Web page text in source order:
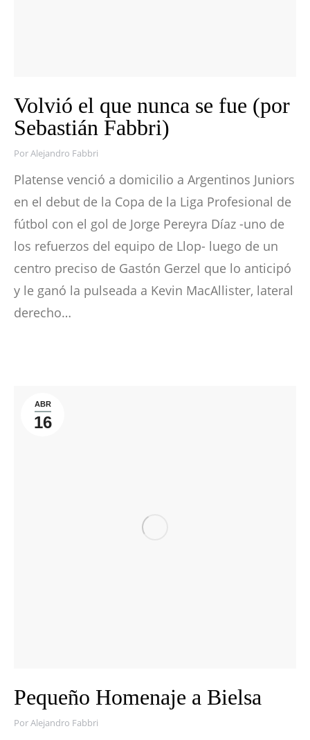
Volvió el que nunca se fue (por
Sebastián Fabbri)
PorAlejandro Fabbri
Platense venció a domicilio a Argentinos Juniors
en el debut de la Copa de la Liga Profesional de
fútbol con el gol de Jorge Pereyra Díaz -uno de
los refuerzos del equipo de Llop- luego de un
centro preciso de Gastón Gerzel que lo anticipó
y le ganó la pulseada a Kevin MacAllister, lateral
derecho…
ABR
16
Pequeño Homenaje a Bielsa
PorAlejandro Fabbri